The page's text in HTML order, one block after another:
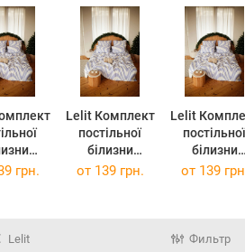
Lelit Комплект
постільної
білизни
Двоспальний
Lelit
постільної
білизни
грн. от 139 грн. от 139
Lelit Фильтр